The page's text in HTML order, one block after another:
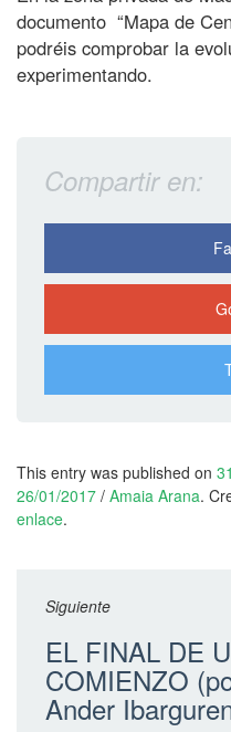
d
u
r
G
o
b
documento “Mapa de
podréis comprobar la
experimentando.
Compartir en:
This entry was published on
26/01/2017 / Amaia Arana.
enlace.
Siguiente
EL FINAL DE
COMIENZO
Ander